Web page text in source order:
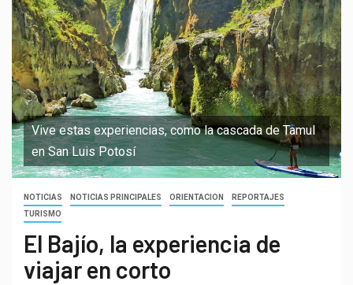
Vive estas experiencias, como la cascada de Tamul
en San Luis Potosí
NOTICIAS NOTICIAS PRINCIPALES ORIENTACION
REPORTAJES
TURISMO
El Bajío, la experiencia de
viajar en corto